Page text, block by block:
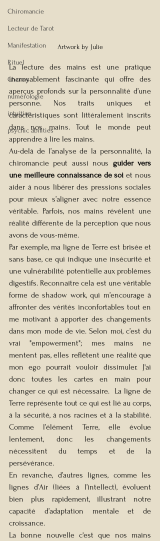
Chiromancie
Lecteur de Tarot
Manifestation
Rituel
Charms
numérologie
intuition
psychic abilities
Artwork by Julie
La lecture des mains est une pratique
incroyablement fascinante qui offre des
aperçus profonds sur la personnalité d’une
personne. Nos traits uniques et
caractéristiques sont littéralement inscrits
dans nos mains. Tout le monde peut
apprendre à lire les mains.
Au-delà de l’analyse de la personnalité, la
chiromancie peut aussi nous guider vers
une meilleure connaissance de soi et nous
aider à nous libérer des pressions sociales
pour mieux s’aligner avec notre essence
véritable. Parfois, nos mains révèlent une
réalité différente de la perception que nous
avons de vous-même.
Par exemple, ma ligne de Terre est brisée et
sans base, ce qui indique une insécurité et
une vulnérabilité potentielle aux problèmes
digestifs. Reconnaître cela est une véritable
forme de shadow work, qui m’encourage à
affronter des vérités inconfortables tout en
me motivant à apporter des changements
dans mon mode de vie. Selon moi, c’est du
vrai "empowerment"; mes mains ne
mentent pas, elles reflètent une réalité que
mon ego pourrait vouloir dissimuler. J'ai
donc toutes les cartes en main pour
changer ce qui est nécessaire.  La ligne de
Terre représente tout ce qui est lié au corps,
à la sécurité, à nos racines et à la stabilité.
Comme l’élément Terre, elle évolue
lentement, donc les changements
nécessitent du temps et de la
persévérance.
En revanche, d’autres lignes, comme les
lignes d’Air (liées à l’intellect), évoluent
bien plus rapidement, illustrant notre
capacité d’adaptation mentale et de
croissance.
La bonne nouvelle c'est que nos mains